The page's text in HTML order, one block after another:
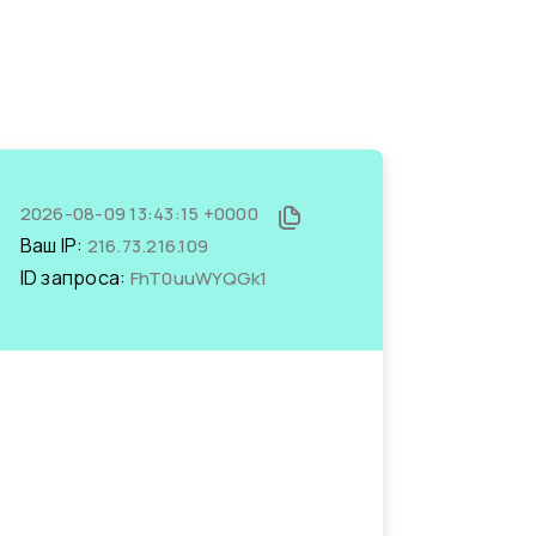
2026-08-09 13:43:15 +0000
Ваш IP: 216.73.216.109
ID запроса: FhT0uuWYQGk1